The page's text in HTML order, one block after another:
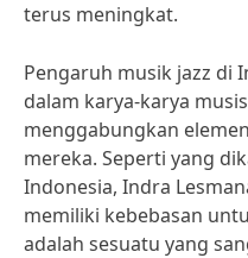
terus meningkat.
Pengaruh musik jazz di
dalam karya-karya
menggabungkan
mereka. Seperti yang
Indonesia, Indra
memiliki kebebasan
adalah sesuatu yang